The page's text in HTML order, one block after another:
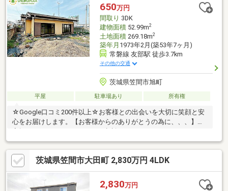
650万円
間取り 3DK
建物面積52.99m2
土地面積269.18m2
築年月 1973年2月(築53年7ヶ月)
常磐線 友部駅 徒歩3.7km
その他の交通
茨城県笠間市旭町
平屋 駐車場あり 所有権
☆Google口コミ200件以上☆お客様との出会いを大切に笑顔と安
心をお届けします。【お客様からのありがとうの為に、、、】お
茨城県笠間市大田町 2,830万円 4LDK
2,830万円